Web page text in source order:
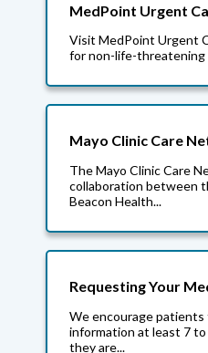
MedPoint Urgent
Visit MedPoint Urgent
for non-life-threatening
Mayo Clinic Care
The Mayo Clinic Care
collaboration between
Beacon Health...
Requesting Your
We encourage
information at least 7
they are...